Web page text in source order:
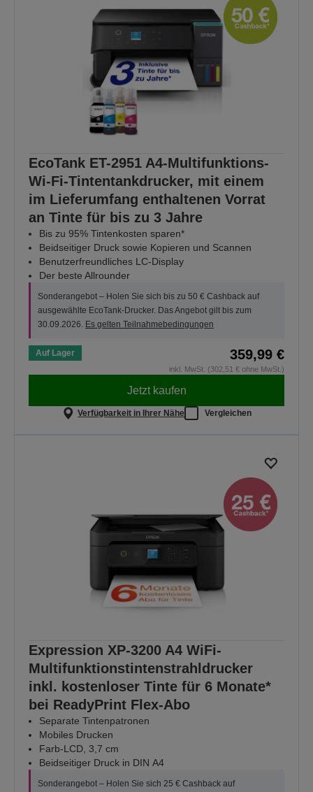
EcoTank ET-2951 A4-Multifunktions-
Wi-Fi-Tintentankdrucker, mit einem
im Lieferumfang enthaltenen Vorrat
an Tinte für bis zu 3 Jahre
Bis zu 95% Tintenkosten sparen*
Beidseitiger Druck sowie Kopieren und Scannen
Benutzerfreundliches LC-Display
Der beste Allrounder
Sonderangebot – Holen Sie sich bis zu 50 € Cashback auf
ausgewählte EcoTank-Drucker. Das Angebot gilt bis zum
30.09.2026. Es gelten Teilnahmebedingungen
Auf Lager 359,99 €
inkl. MwSt. (302,51 € ohne MwSt.)
Jetzt kaufen
Verfügbarkeit in Ihrer Nähe Vergleichen
Expression XP-3200 A4 WiFi-
Multifunktionstintenstrahldrucker
inkl. kostenloser Tinte für 6 Monate*
bei ReadyPrint Flex-Abo
Separate Tintenpatronen
Mobiles Drucken
Farb-LCD, 3,7 cm
Beidseitiger Druck in DIN A4
Sonderangebot – Holen Sie sich 25 € Cashback auf